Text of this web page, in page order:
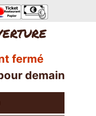
fermé
demain